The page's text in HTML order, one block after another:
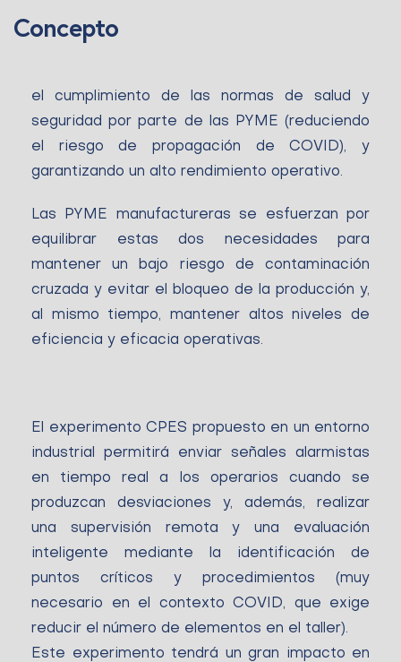
Concepto
el cumplimiento de las normas de salud y
seguridad por parte de las PYME (reduciendo
el riesgo de propagación de COVID), y
garantizando un alto rendimiento operativo.
Las PYME manufactureras se esfuerzan por
equilibrar estas dos necesidades para
mantener un bajo riesgo de contaminación
cruzada y evitar el bloqueo de la producción y,
al mismo tiempo, mantener altos niveles de
eficiencia y eficacia operativas.
El experimento CPES propuesto en un entorno
industrial permitirá enviar señales alarmistas
en tiempo real a los operarios cuando se
produzcan desviaciones y, además, realizar
una supervisión remota y una evaluación
inteligente mediante la identificación de
puntos críticos y procedimientos (muy
necesario en el contexto COVID, que exige
reducir el número de elementos en el taller).
Este experimento tendrá un gran impacto en